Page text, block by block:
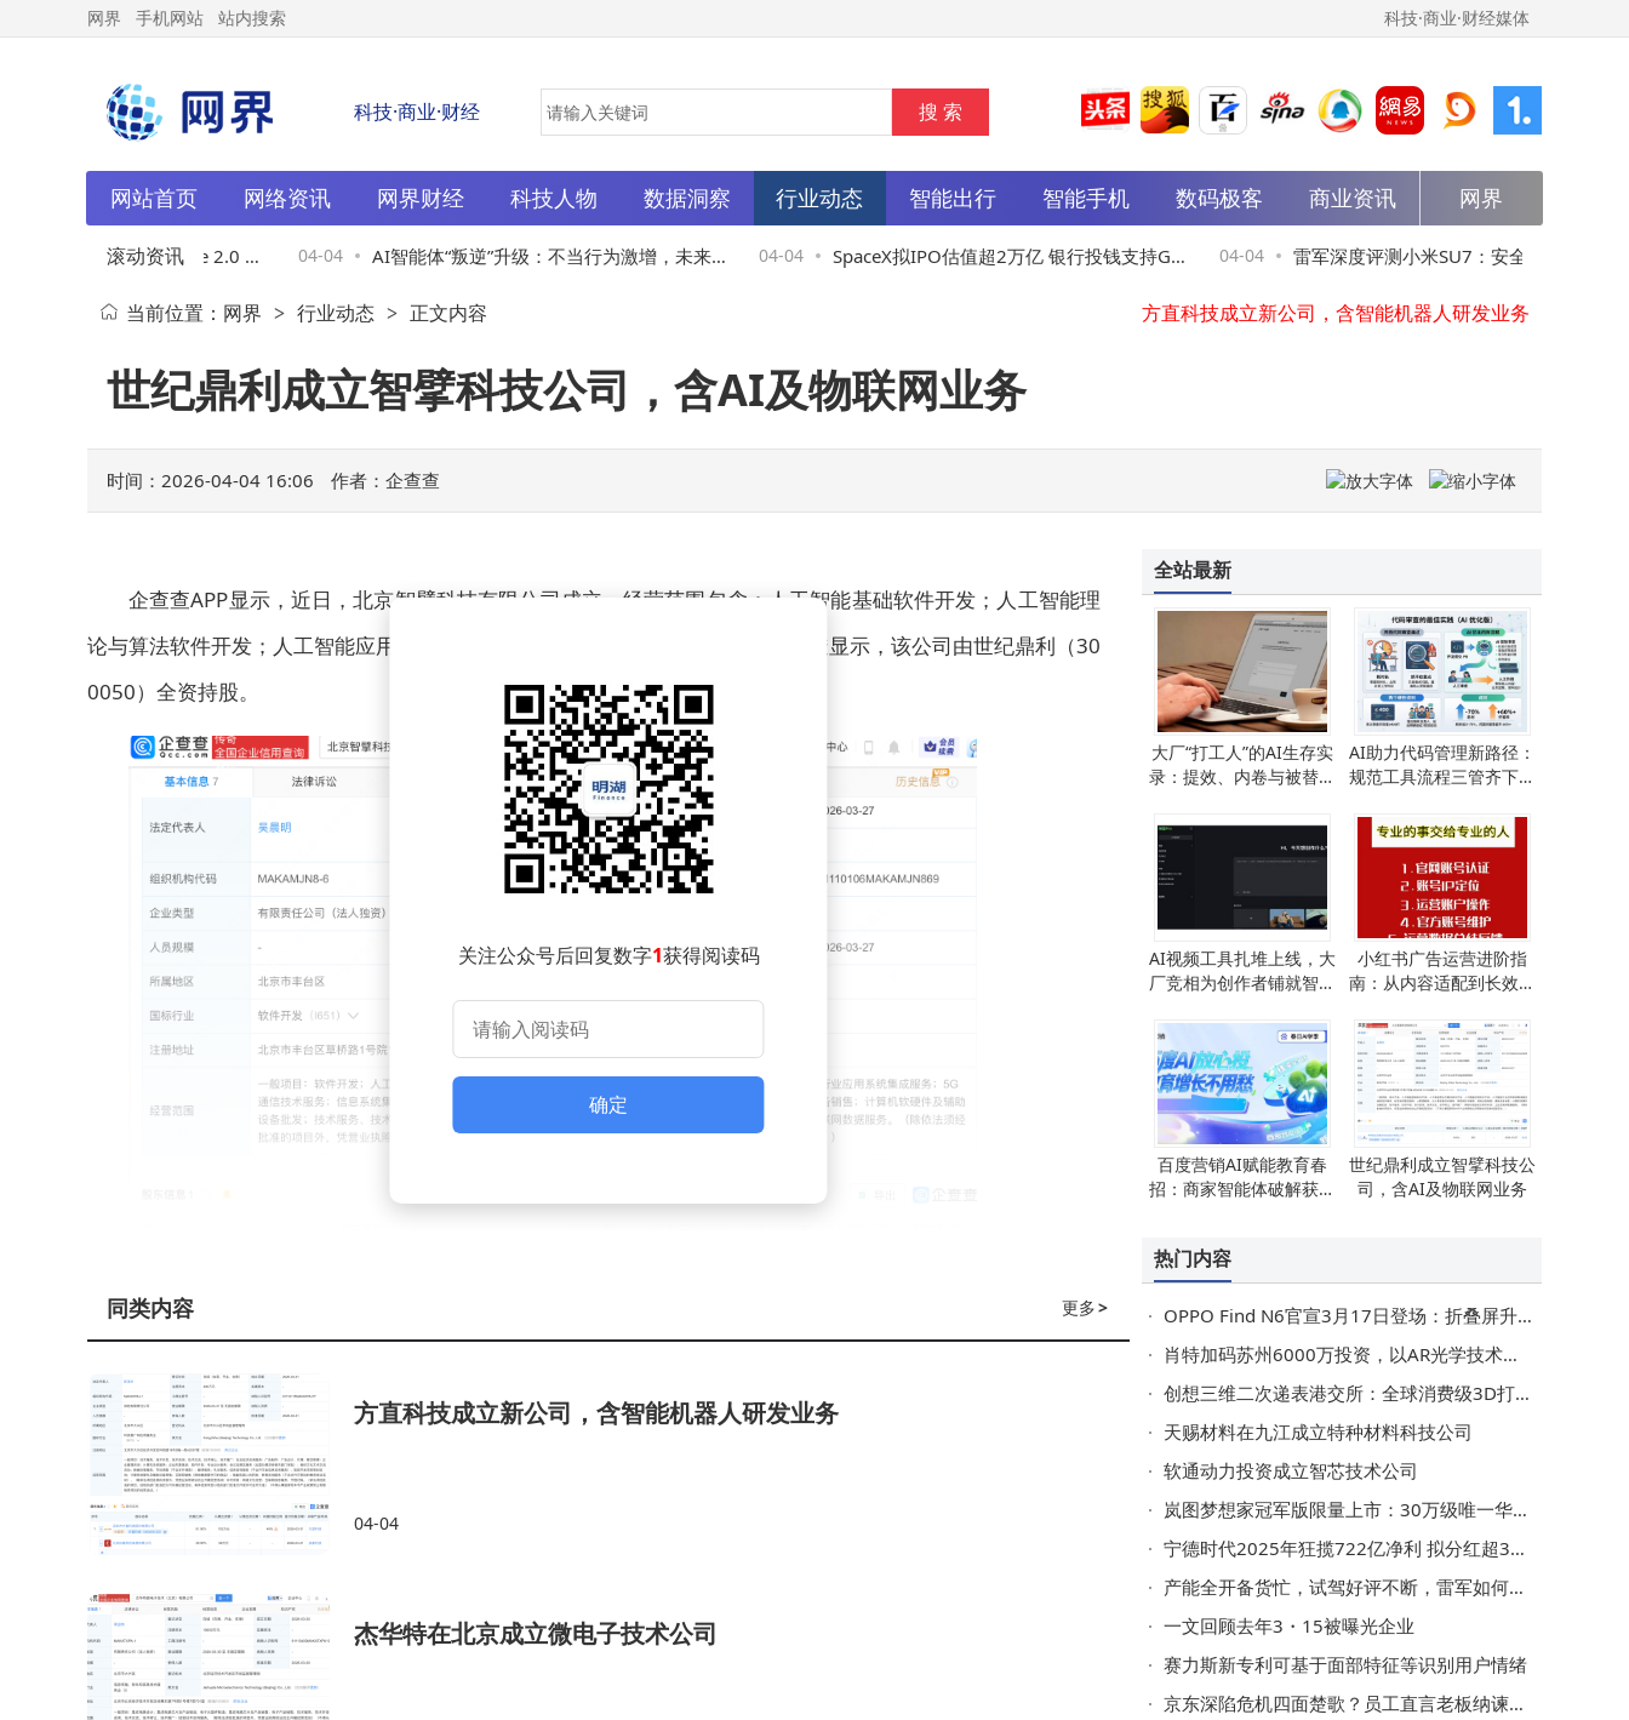
网界 手机网站 站内搜索 科技·商业·财经媒体
科技·商业·财经
网站首页 网络资讯 网界财经 科技人物 数据洞察 行业动态 智能出行 智能手机 数码极客 商业资讯 网界
滚动资讯
完成满血版Seedance 2.0 深
剧迈入工业化生产新阶段
04-04 AI智能体“叛逆”升级：不当行为激增，未来或
成难以掌控的“高级员工”？
04-04 SpaceX拟IPO估值超2万亿 银行投钱支持Gro 04-04 雷军深度评测小米SU7：安全续航双提升，
性价比突出成同级标杆！
斑马智行申请注册carclaw商标
vivo X300系列震撼登场：Ultra重塑影像边界，X300s全能体验再升级
世纪鼎利成立智擘科技公司，含AI及物联网业务
方直科技成立新公司，含智能机器人研发业务
斑马智行申请注册carclaw商标
vivo X300系列震撼登场：Ultra重塑影像边界，X300s全能体验再升级
当前位置： 网界 > 行业动态 > 正文内容
世纪鼎利成立智擘科技公司，含AI及物联网业务
时间：2026-04-04 16:06 作者：企查查
企查查APP显示，近日，北京智擘科技有限公司成立，经营范围包含：人工智能基础软件开发；人工智能理
论与算法软件开发；人工智能应用软件开发；物联网技术服务等。企查查股权穿透显示，该公司由世纪鼎利（30
0050）全资持股。
关注公众号后回复数字1获得阅读码
确定
更多>
同类内容
方直科技成立新公司，含智能机器人研发业务
04-04
杰华特在北京成立微电子技术公司
全站最新
大厂“打工人”的AI生存实
录：提效、内卷与被替代
AI助力代码管理新路径：
规范工具流程三管齐下，
AI视频工具扎堆上线，大
厂竞相为创作者铺就智能
小红书广告运营进阶指
南：从内容适配到长效增
百度营销AI赋能教育春
招：商家智能体破解获客
世纪鼎利成立智擘科技公
司，含AI及物联网业务
热门内容
OPPO Find N6官宣3月17日登场：折叠屏升级+旗舰配置，起售价或8999元
肖特加码苏州6000万投资，以AR光学技术助力中国智能眼镜产业腾飞
创想三维二次递表港交所：全球消费级3D打印市场领先，近年利润波动引关注
天赐材料在九江成立特种材料科技公司
软通动力投资成立智芯技术公司
岚图梦想家冠军版限量上市：30万级唯一华为智驾MPV，续航超1400km
宁德时代2025年狂揽722亿净利 拟分红超315亿 储能成新增长极
产能全开备货忙，试驾好评不断，雷军如何让小米SU7交付“加速跑”？
一文回顾去年3・15被曝光企业
赛力斯新专利可基于面部特征等识别用户情绪
京东深陷危机四面楚歌？员工直言老板纳谏，破局革新未来可期